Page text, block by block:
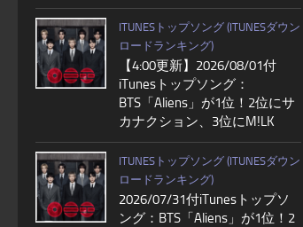
ITUNESトップソング (ITUNESダウン
ロードランキング)
【4:00更新】2026/08/01付
iTunesトップソング：
BTS「Aliens」が1位！2位にサ
カナクション、3位にM!LK
ITUNESトップソング (ITUNESダウン
ロードランキング)
2026/07/31付iTunesトップソ
ング：BTS「Aliens」が1位！2